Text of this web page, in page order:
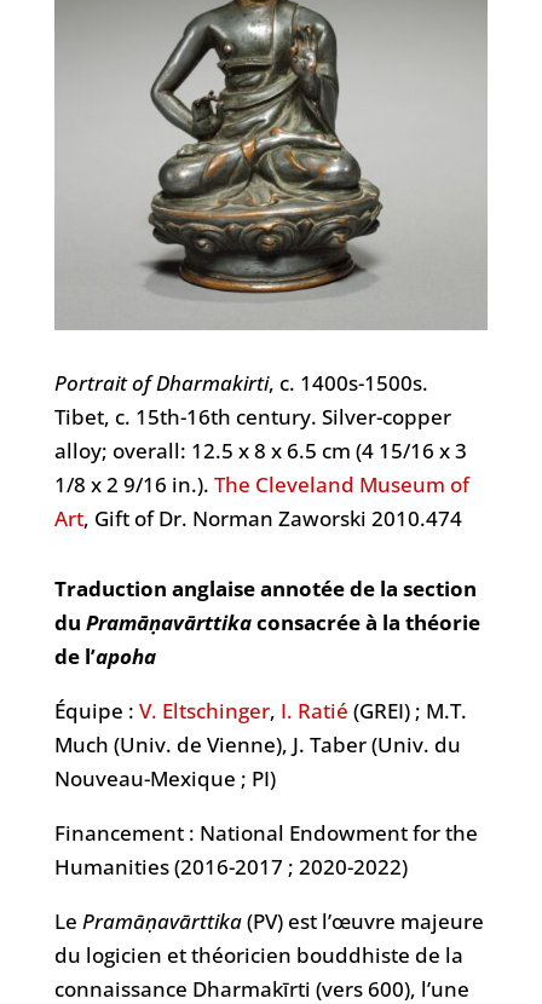
Portrait of Dharmakirti, c. 1400s-1500s.
Tibet, c. 15th-16th century. Silver-copper
alloy; overall: 12.5 x 8 x 6.5 cm (4 15/16 x 3
1/8 x 2 9/16 in.). The Cleveland Museum of
Art, Gift of Dr. Norman Zaworski 2010.474
Traduction anglaise annotée de la section
du Pramāṇavārttikaconsacrée à la théorie
de l’apoha
Équipe : V. Eltschinger, I. Ratié (GREI) ; M.T.
Much (Univ. de Vienne), J. Taber (Univ. du
Nouveau-Mexique ; PI)
Financement : National Endowment for the
Humanities (2016-2017 ; 2020-2022)
Le Pramāṇavārttika(PV) est l’œuvre majeure
du logicien et théoricien bouddhiste de la
connaissance Dharmakīrti (vers 600), l’une